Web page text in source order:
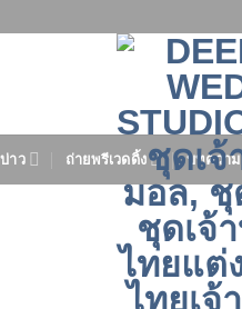
าว ถ่ายพรีเวดดิ้ง บทความ